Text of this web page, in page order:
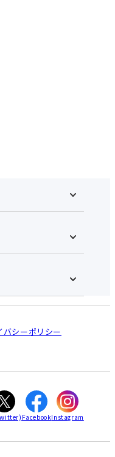
山
垣
バシーポリシー
FacebookInstagram